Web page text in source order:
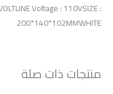
Voltage : 110VSIZE :
200*140*102MMWHITE
منتجات ذات صلة